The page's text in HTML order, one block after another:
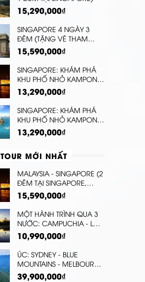
15,290,000₫
SINGAPORE 4 NGÀY 3
ĐÊM (TẶNG VÉ THAM
QUAN CLOUD FOREST VÀ
SUPERTREE OBSERVATORY,
KHU VƯỜN GIÁC QUAN
SENSORY SCAPE)
15,590,000₫
SINGAPORE: KHÁM PHÁ
KHU PHỐ NHỎ KAMPONG
GLAM VÀ HAJI LANE (1
NGÀY TỰ DO)
13,290,000₫
SINGAPORE: KHÁM PHÁ
KHU PHỐ NHỎ KAMPONG
GLAM VÀ HAJI LANE (1
NGÀY TỰ DO)
13,290,000₫
TOUR MỚI NHẤT
MALAYSIA - SINGAPORE (2
ĐÊM TẠI SINGAPORE,
TẶNG VÉ THAM QUAN
FLORAL FANTASY DOME)
15,590,000₫
MỘT HÀNH TRÌNH QUA 3
NƯỚC: CAMPUCHIA - LÀO
- THÁI LAN (KRATIE - STUNG
TRENG - PAKSE - UBON
RATCHATHANI) | CHƯƠNG
TRÌNH MỚI
10,990,000₫
ÚC: SYDNEY - BLUE
MOUNTAINS - MELBOURNE
- DANDENONG - YARRA
39,900,000₫